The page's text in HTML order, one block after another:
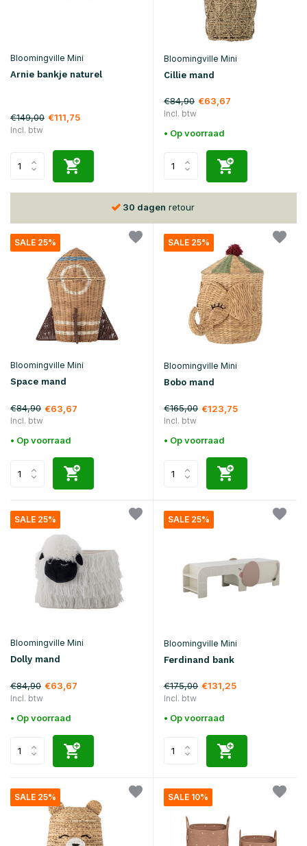
Bloomingville Mini
Arnie bankje naturel
€149,00 €111,75
Incl. btw
Bloomingville Mini
Cillie mand
€84,90 €63,67
Incl. btw
• Op voorraad
30 dagen retour
SALE 25%
Bloomingville Mini
Space mand
€84,90 €63,67
Incl. btw
• Op voorraad
SALE 25%
Bloomingville Mini
Bobo mand
€165,00 €123,75
Incl. btw
• Op voorraad
SALE 25%
Bloomingville Mini
Dolly mand
€84,90 €63,67
Incl. btw
• Op voorraad
SALE 25%
Bloomingville Mini
Ferdinand bank
€175,00 €131,25
Incl. btw
• Op voorraad
SALE 25% SALE 10%